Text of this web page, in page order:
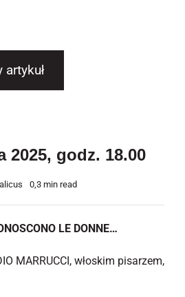
artykuł
2025, godz. 18.00
0,3 min read
LE DONNE…
MARRUCCI, włoskim pisarzem,